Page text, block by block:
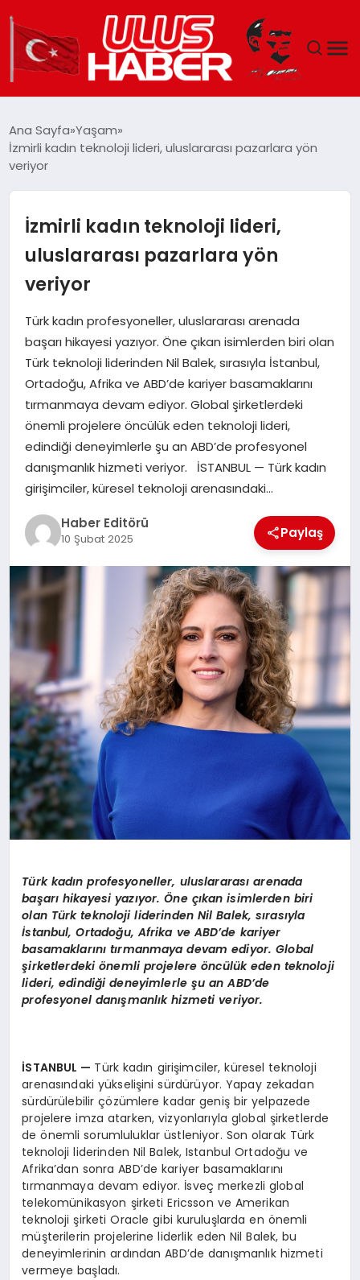
DÜNYA
TEKNOLOJI
EĞITIM
MAGAZIN
SPOR
YAŞAM
Ana Sayfa Yaşam
İzmirli kadın teknoloji lideri, uluslararası pazarlara yön
veriyor
İzmirli kadın teknoloji lideri,
uluslararası pazarlara yön
veriyor
Türk kadın profesyoneller, uluslararası arenada
başarı hikayesi yazıyor. Öne çıkan isimlerden biri olan
Türk teknoloji liderinden Nil Balek, sırasıyla İstanbul,
Ortadoğu, Afrika ve ABD’de kariyer basamaklarını
tırmanmaya devam ediyor. Global şirketlerdeki
önemli projelere öncülük eden teknoloji lideri,
edindiği deneyimlerle şu an ABD’de profesyonel
danışmanlık hizmeti veriyor. İSTANBUL — Türk kadın
girişimciler, küresel teknoloji arenasındaki…
Haber Editörü
10 Şubat 2025 Paylaş
Türk kadın profesyoneller, uluslararası arenada
başarı hikayesi yazıyor. Öne çıkan isimlerden biri
olan Türk teknoloji liderinden Nil Balek, sırasıyla
İstanbul, Ortadoğu, Afrika ve ABD’de kariyer
basamaklarını tırmanmaya devam ediyor. Global
şirketlerdeki önemli projelere öncülük eden teknoloji
lideri, edindiği deneyimlerle şu an ABD’de
profesyonel danışmanlık hizmeti veriyor.
İSTANBUL — Türk kadın girişimciler, küresel teknoloji
arenasındaki yükselişini sürdürüyor. Yapay zekadan
sürdürülebilir çözümlere kadar geniş bir yelpazede
projelere imza atarken, vizyonlarıyla global şirketlerde
de önemli sorumluluklar üstleniyor. Son olarak Türk
teknoloji liderinden Nil Balek, Istanbul Ortadoğu ve
Afrika’dan sonra ABD’de kariyer basamaklarını
tırmanmaya devam ediyor. İsveç merkezli global
telekomünikasyon şirketi Ericsson ve Amerikan
teknoloji şirketi Oracle gibi kuruluşlarda en önemli
müşterilerin projelerine liderlik eden Nil Balek, bu
deneyimlerinin ardından ABD’de danışmanlık hizmeti
vermeye başladı.